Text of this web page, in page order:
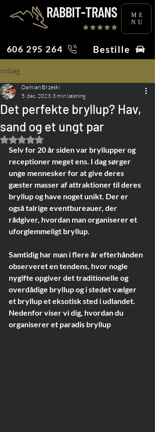
ME
NU
606 295 264 Bestille
Indlæg
Det perfekte bryllup? Hav,
sand og et ungt par
Damian Brzeski
5. dec. 2023 3 min læsning
Bedømt til NaN ud af 5 stjerner.
Selv for 20 år siden var bryllupper og
receptioner meget ens. I dag sørger
unge mennesker for at give deres
gæster masser af attraktioner til deres
bryllup og have noget unikt. Der er
også talrige eventbureauer, der
rådgiver, hvordan man organiserer et
uforglemmeligt bryllup.
Samtidig har man i flere år efterhånden
observeret en tendens, hvor nogle
nygifte opgiver det traditionelle og
overdådige bryllup og i stedet vælger
et bryllup et eksotisk sted i udlandet.
Nedenfor viser vi dig, hvordan du
organiserer et paradis bryllup